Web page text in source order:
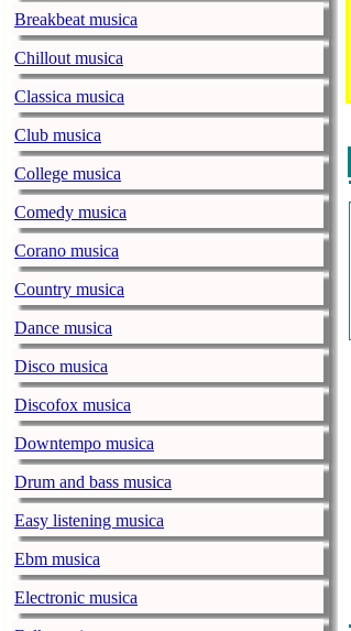
Breakbeat musica
Chillout musica
Classica musica
Club musica
College musica
Comedy musica
Corano musica
Country musica
Dance musica
Disco musica
Discofox musica
Downtempo musica
Drum and bass musica
Easy listening musica
Ebm musica
Electronic musica